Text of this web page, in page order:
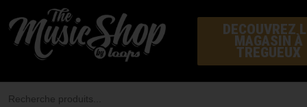
au
contenu
DECOUVREZ
MAGASIN À
TREGUEUX